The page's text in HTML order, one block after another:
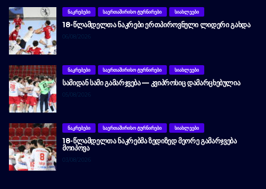
ᲜᲐᲙᲠᲔᲑᲔᲑᲘ ᲡᲐᲔᲠᲗᲐᲨᲘᲠᲘᲡᲝ ᲢᲣᲠᲜᲘᲠᲔᲑᲘ ᲡᲘᲐᲮᲚᲔᲔᲑᲘ
18-ᲬᲚᲐᲛᲓᲔᲚᲗᲐ ᲜᲐᲙᲠᲔᲑᲘ ᲔᲠᲗᲞᲘᲠᲝᲕᲜᲣᲚᲘ ᲚᲘᲓᲔᲠᲘ ᲒᲐᲮᲓᲐ
06/08/2026
ᲜᲐᲙᲠᲔᲑᲔᲑᲘ ᲡᲐᲔᲠᲗᲐᲨᲘᲠᲘᲡᲝ ᲢᲣᲠᲜᲘᲠᲔᲑᲘ ᲡᲘᲐᲮᲚᲔᲔᲑᲘ
ᲡᲐᲛᲘᲓᲐᲜ ᲡᲐᲛᲘ ᲒᲐᲛᲐᲠᲯᲕᲔᲑᲐ — ᲙᲕᲘᲞᲠᲝᲡᲘᲪ ᲓᲐᲛᲐᲠᲪᲮᲔᲑᲣᲚᲘᲐ
05/08/2026
ᲜᲐᲙᲠᲔᲑᲔᲑᲘ ᲡᲐᲔᲠᲗᲐᲨᲘᲠᲘᲡᲝ ᲢᲣᲠᲜᲘᲠᲔᲑᲘ ᲡᲘᲐᲮᲚᲔᲔᲑᲘ
18-ᲬᲚᲐᲛᲓᲔᲚᲗᲐ ᲜᲐᲙᲠᲔᲑᲛᲐ ᲖᲔᲓᲘᲖᲔᲓ ᲛᲔᲝᲠᲔ ᲒᲐᲛᲐᲠᲯᲕᲔᲑᲐ
ᲛᲝᲘᲞᲝᲕᲐ
03/08/2026